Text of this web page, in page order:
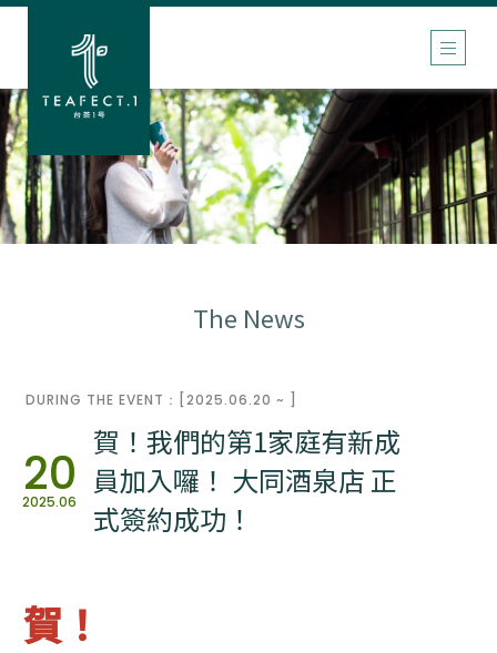
The News
DURING THE EVENT：[2025.06.20 ~ ]
20
2025.06
賀！我們的第1家庭有新成
員加入囉！ 大同酒泉店 正
式簽約成功！
賀！